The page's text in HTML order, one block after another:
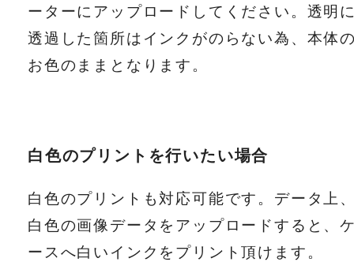
ーターにアップロードしてください。透明
透過した箇所はインクがのらない為、本体
お色のままとなります。
白色のプリントを行いたい場合
白色のプリントも対応可能です。データ上
白色の画像データをアップロードすると、
ースへ白いインクをプリント頂けます。